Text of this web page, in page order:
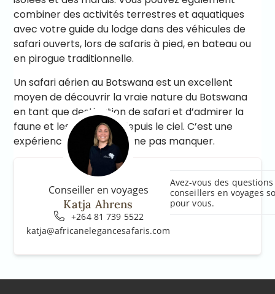
combiner des activités terrestres et aquatiques
avec votre guide du lodge dans des véhicules de
safari ouverts, lors de safaris à pied, en bateau ou
en pirogue traditionnelle.
Un safari aérien au Botswana est un excellent
moyen de découvrir la vraie nature du Botswana
en tant que destination de safari et d’admirer la
faune et les paysages depuis le ciel. C’est une
expérience inoubliable à ne pas manquer.
Conseiller en voyages
Katja Ahrens
+264 81 739 5522
katja@africanelegancesafaris.com
Avez-vous des
conseillers en voyages
pour vous.